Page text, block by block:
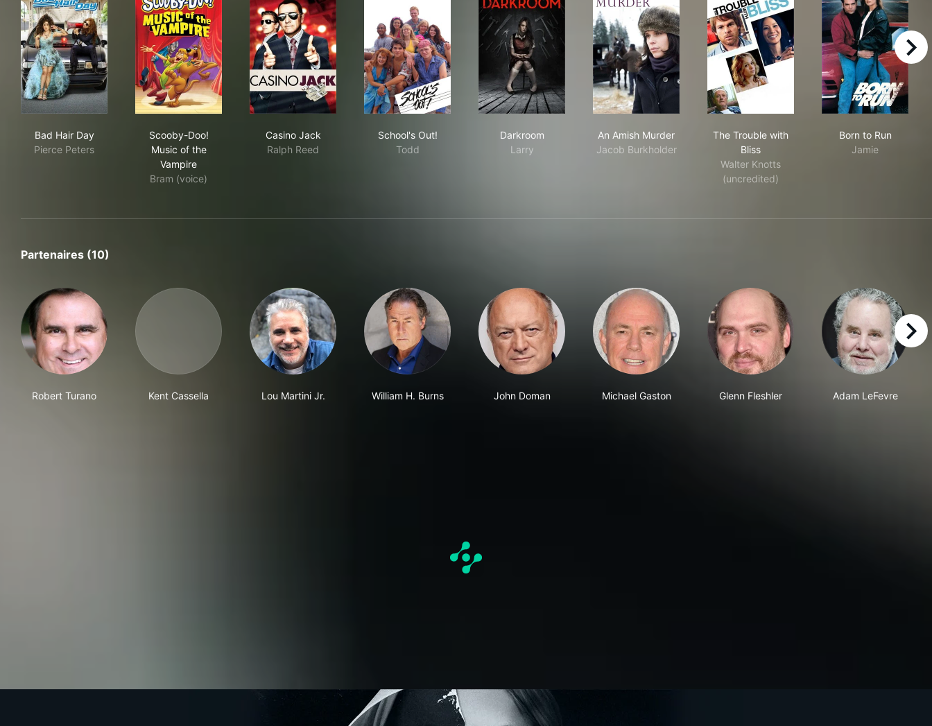
Bad Hair Day
Pierce Peters
Scooby-Doo!
Music of the
Vampire
Bram (voice)
Casino Jack
Ralph Reed
School's Out!
Todd
Darkroom
Larry
An Amish Murder
Jacob Burkholder
The Trouble with
Bliss
Walter Knotts
(uncredited)
Born to Run
Jamie
right
Partenaires (10)
Robert Turano Kent Cassella Lou Martini Jr. William H. Burns John Doman Michael Gaston Glenn Fleshler Adam LeFevre
right